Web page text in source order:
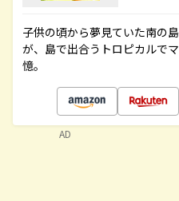
子供の頃から夢見ていた南の
が、島で出合うトロピカルで
憶。
AD